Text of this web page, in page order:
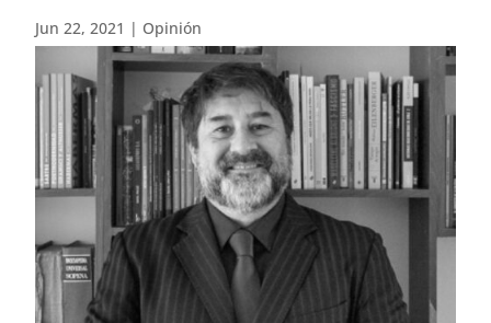
Jun 22, 2021 | Opinión